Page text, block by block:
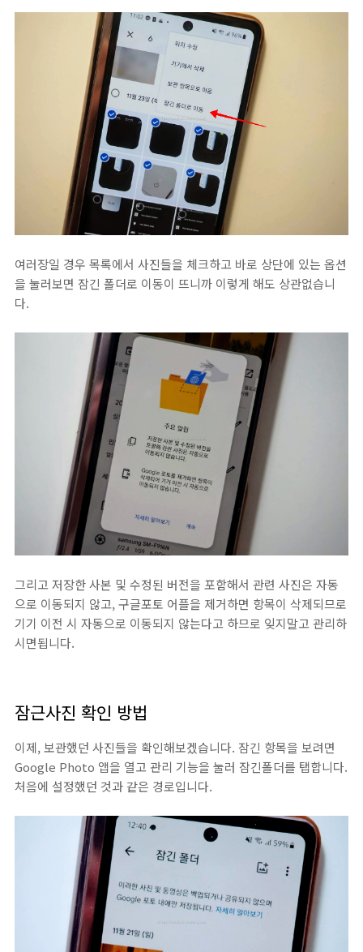
여러장일 경우 목록에서 사진들을 체크하고 바로 상단에 있는 옵션
을 눌러보면 잠긴 폴더로 이동이 뜨니까 이렇게 해도 상관없습니
다.
그리고 저장한 사본 및 수정된 버전을 포함해서 관련 사진은 자동
으로 이동되지 않고, 구글포토 어플을 제거하면 항목이 삭제되므로
기기 이전 시 자동으로 이동되지 않는다고 하므로 잊지말고 관리하
시면됩니다.
잠근사진 확인 방법
이제, 보관했던 사진들을 확인해보겠습니다. 잠긴 항목을 보려면
Google Photo 앱을 열고 관리 기능을 눌러 잠긴폴더를 탭합니다.
처음에 설정했던 것과 같은 경로입니다.